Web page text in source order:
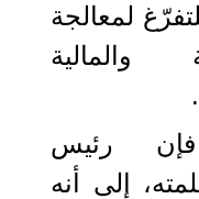
لمعالجة
والمالية
رئيس
إلى أنه